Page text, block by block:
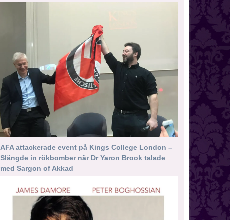
AFA attackerade event på Kings College London –
Slängde in rökbomber när Dr Yaron Brook talade
med Sargon of Akkad